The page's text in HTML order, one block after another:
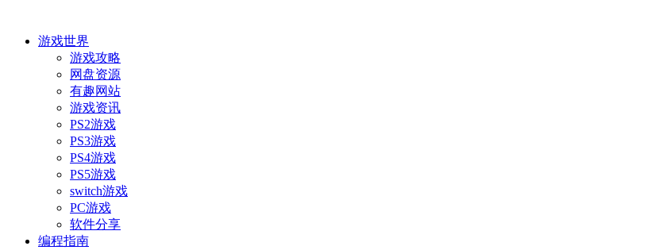
游戏世界
游戏攻略
网盘资源
有趣网站
游戏资讯
PS2游戏
PS3游戏
PS4游戏
PS5游戏
switch游戏
PC游戏
软件分享
编程指南